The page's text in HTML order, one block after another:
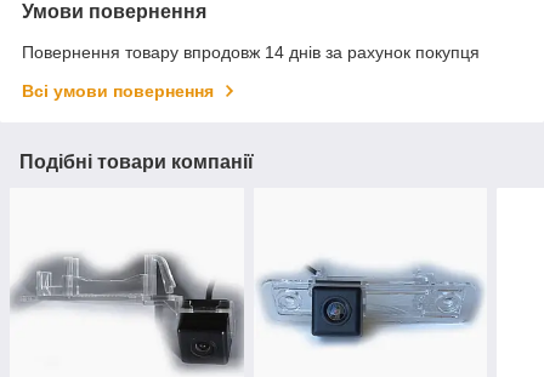
Умови повернення
Повернення товару впродовж 14 днів за рахунок покупця
Всі умови повернення
Подібні товари компанії